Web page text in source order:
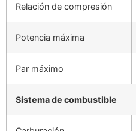
Relación de compresión
Potencia máxima
Par máximo
Sistema de combustible